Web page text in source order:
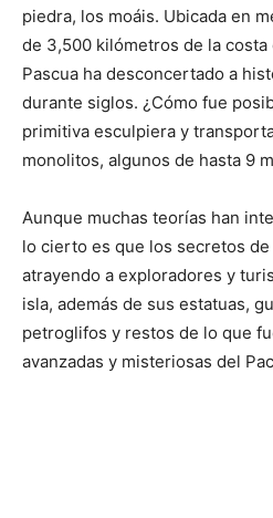
piedra, los moáis. Ubicada en
de 3,500 kilómetros de la costa
Pascua ha desconcertado a
durante siglos. ¿Cómo fue
primitiva esculpiera y
monolitos, algunos de hasta 9
Aunque muchas teorías han
lo cierto es que los secretos de
atrayendo a exploradores y
isla, además de sus estatuas,
petroglifos y restos de lo que
avanzadas y misteriosas del